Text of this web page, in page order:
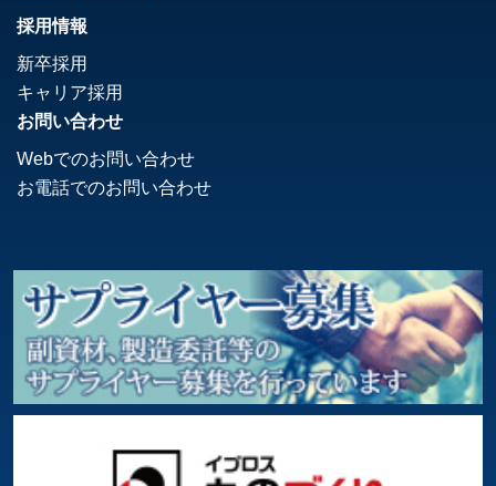
採用情報
新卒採用
キャリア採用
お問い合わせ
Webでのお問い合わせ
お電話でのお問い合わせ